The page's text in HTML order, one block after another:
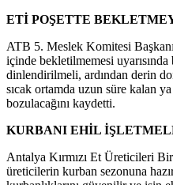
ETİ POŞETTE
ATB 5. Meslek Komitesi
içinde bekletilmemesi
dinlendirilmeli, ardından derin
sıcak ortamda uzun süre kalan
bozulacağını kaydetti.
KURBANI EHİL
Antalya Kırmızı Et Üreticileri
üreticilerin kurban sezonuna